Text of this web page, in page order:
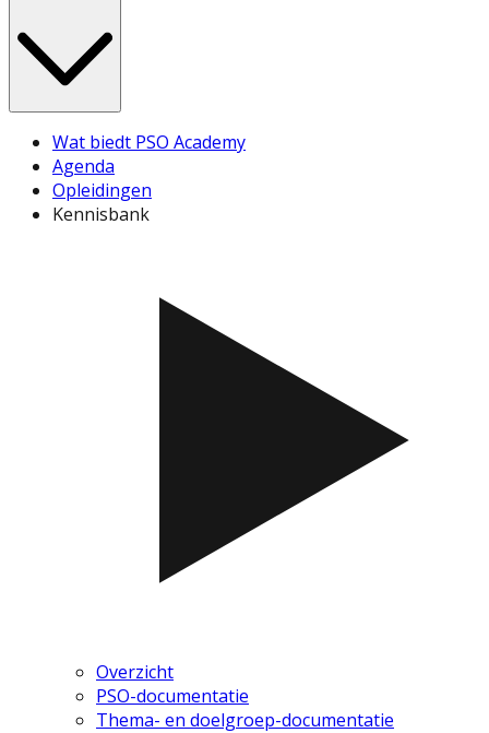
Wat biedt PSO Academy
Agenda
Opleidingen
Kennisbank
Overzicht
PSO-documentatie
Thema- en doelgroep-documentatie